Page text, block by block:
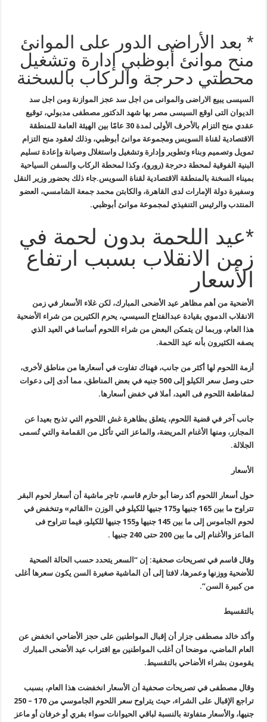
* بعد الأراضى الدور على الموانئ
منح موانئ أبوظبي إدارة وتشغيل
محطتي دحرجة والركاب بالسخنة
السيسى يبيع الاراضى والموانى من اجل سد عجز الموازنة ومن اجل سد
الديوان التى اوقع السيسى مصر بها شهد الدكتور مصطفى مدبولي، توقيع
عقدي منح التزام بالأحرف الأولى لمدة 30 عامًا بين الهيئة العامة للمنطقة
الاقتصادية لقناة السويس ومجموعة موانئ أبوظبي، وذلك لعقود منح التزام
تمويل وتصميم وبناء وتطوير وإدارة وتشغيل واستغلال وصيانة وإعادة تسليم
البنية الفوقية لمحطة دحرجة (رورو)، وكذا لمحطة الركاب والسفن السياحية
بميناء السخنة بالمنطقة الاقتصادية لقناة السويس.جاء ذلك بحضور وزير النقل
وسفيرة دولة الإمارات لدى القاهرة، والكابتن محمد جمعة الشامسي، العضو
المنتدب والرئيس التنفيذي لمجموعة موانئ أبوظبي.
*عيد اللحمة بدون لحمة في
زمن الانقلاب بسبب ارتفاع
الأسعار
الأضحية من أهم مظاهر عيد الأضحى المبارك، لكن غلاء الأسعار في زمن
الانقلاب الدموي بقيادة عبدالفتاح السيسي، يحرم الكثيرين من شراء الأضحية
هذا العام، وربما لن يتمكن البعض من شراء اللحوم أساسا في العيد الذي
يصفه الكثيرون بأنه عيد اللحمة.
أزمة اللحوم لها أكثر من جانب، فهناك تفاوت في أسعارها من مناطق لأخرى،
حتى وصل سعر الكيلو إلى 500 جنيه في بعض المناطق، مما أدى إلى دعوات
لمقاطعة اللحوم فى العيد، أملا في خفض أسعارها.
جانب آخر في قضية اللحوم، يتعلق بظاهرة غش اللحوم التي تذبح بعيدا عن
المجازر، ومنها الأغنام المريضة، والماعز التي تأكل من القمامة والتي تُسمى
الجلالة.
الأسعار
حول أسعار اللحوم أكد رضا أبو حازم قاسم، تاجر ماشية أن أسعار لحوم البقر
تتراوح ما بين 165 جنيها و175 جنيها للكيلو في الوزن «القائم» وتنخفض في
لحوم الجاموس إلى ما بين 145 جنيها و155 جنيها للكيلو، فيما تتراوح فى
الماعز والأغنام إلى ما بين 200 حتى 240 جنيها .
وقال قاسم في تصريحات صحفية: إن “السعر يتحدد حسب الحالة الصحية
للأضحية ووزنها وعمرها، لافتا إلى أن الماشية صغيرة السن يكون سعرها أغلى
من كبيرة السن”.
بالتقسيط
وأكد خالد مصطفى جزار أن إقبال المواطنين على حجز الأضاحي انخفض عن
العام الماضي، موضحا أن أغلب المواطنين مع اقتراب عيد الأضحى المبارك
يقومون بشراء الأضاحي بالتقسيط.
وقال مصطفى في تصريحات صحفية أن الأسعار انخفضت هذا العام، بسبب
تراجع الإقبال على الشراء، حيث يتراوح سعر اللحوم الجاموسي من 170 – 250
جنيها، والأسعار متفاوتة بالنسبة لباقي الحيوانات سواء بقري أو خرفان أو ماعز